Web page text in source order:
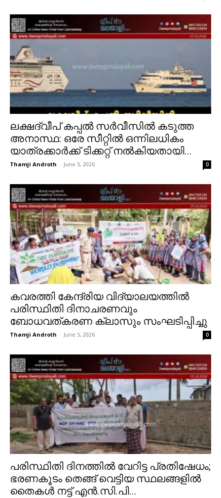
ലക്ഷദ്വീപ് കപ്പൽ സർവീസിൽ കടുത്ത
അനാസ്ഥ: ഒരേ സീറ്റിൽ ഒന്നിലധികം
യാത്രക്കാർക്ക് ടിക്കറ്റ് നൽകിയതായി...
Thamji Androth - June 5, 2026 0
കവരത്തി കേന്ദ്രിയ വിദ്യാലയത്തിൽ
പരിസ്ഥിതി ദിനാചരണവും
ബോധവത്കരണ ക്ലാസും സംഘടിപ്പിച്ചു
Thamji Androth - June 5, 2026 0
പരിസ്ഥിതി ദിനത്തിൽ വേറിട്ട പ്രതിഷേധം;
ഭരണകൂടം തെങ്ങ് വെട്ടിയ സ്ഥലങ്ങളിൽ
തൈകൾ നട്ട് എൻ.സി.പി...